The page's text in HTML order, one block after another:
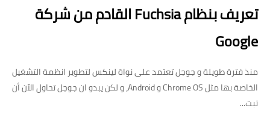
تعريف بنظام Fuchsia القادم من شركة
Google
منذ فترة طويلة و جوجل تعتمد على نواة لينكس لتطوير انظمة التشغيل
الخاصة بها مثل Chrome OS و Android، و لكن يبدو ان جوجل تحاول الآن أن
تبت...